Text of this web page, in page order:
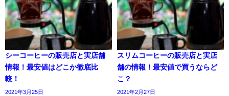
シーコーヒーの販売店と実店舗
情報！最安値はどこか徹底比
較！
2021年3月25日
スリムコーヒーの販売店と実店
舗の情報！最安値で買うならど
こ？
2021年2月27日